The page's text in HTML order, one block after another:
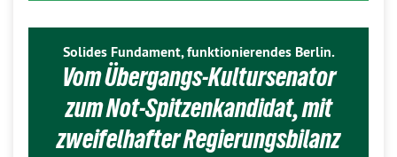
Solides Fundament, funktionierendes Berlin.
Vom Übergangs-Kultursenator
zum Not-Spitzenkandidat, mit
zweifelhafter Regierungsbilanz